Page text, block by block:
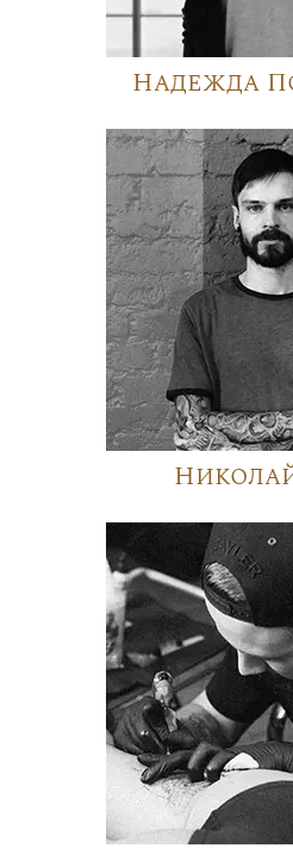
Надежда